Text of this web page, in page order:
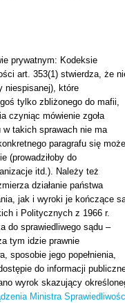
prywatnym: Kodeksie
art. 353(1) stwierdza, że
niespisanej), które
tylko zbliżonego do mafii,
czyniąc mówienie zgoła
w takich sprawach nie ma
paragrafu się może
(prowadziłoby do
itd.). Należy też
działanie państwa
jak i wyroki je kończące
i Politycznych z 1966 r.
do sprawiedliwego sądu –
tym idzie prawnie
sposobie jego popełnienia,
do informacji
wyrok skazujący
Ministra